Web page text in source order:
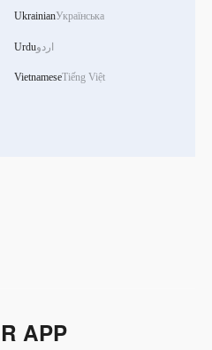
UkrainianУкраїнська
Urduاردو
VietnameseTiếng Việt
APP